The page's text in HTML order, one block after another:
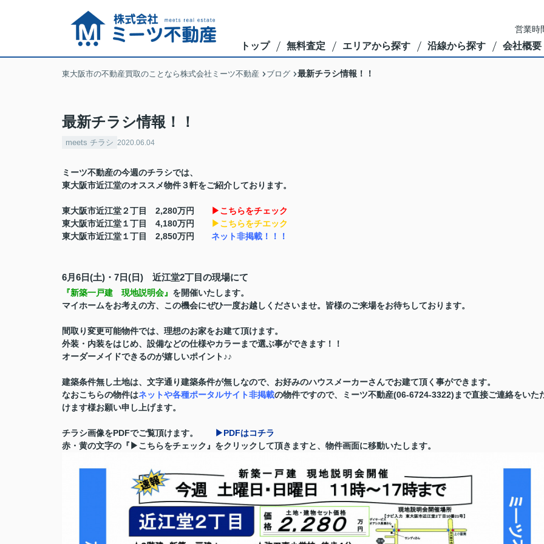
営業
トップ 無料査定 エリアから探す 沿線から探す 会社概要
東大阪市の不動産買取のことなら株式会社ミーツ不動産 ブログ 最新チラシ情報！！
最新チラシ情報！！
meets チラシ 2020.06.04
ミーツ不動産の今週のチラシでは、
東大阪市近江堂のオススメ物件３軒をご紹介しております。
東大阪市近江堂２丁目 2,280万円
▶こちらをチェック
東大阪市近江堂１丁目 4,180万円
▶こちらをチエック
東大阪市近江堂１丁目 2,850万円 ネット非掲載！！！
6月6日(土)・7日(日) 近江堂2丁目の現場にて
『新築一戸建 現地説明会』 を開催いたします。
マイホームをお考えの方、この機会にぜひ一度お越しくださいませ。 皆様のご来場をお待ちしております。
間取り変更可能物件では、理想のお家をお建て頂けます。
外装・内装をはじめ、設備などの仕様やカラーまで選ぶ事ができます！！
オーダーメイドできるのが嬉しいポイント♪♪
建築条件無し土地は、文字通り建築条件が無しなので、お好みのハウスメーカーさんでお建て頂く事ができます。
なおこちらの物件はネットや各種ポータルサイト非掲載の物件ですので、ミーツ不動産(06-6724-3322)まで直接ご連絡をいた
けます様お願い申し上げます。
チラシ画像をPDFでご覧頂けます。
▶PDFはコチラ
赤・黄の文字の『▶こちらをチェック』をクリックして頂きますと、物件画面に移動いたします。